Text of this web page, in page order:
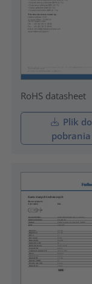
RoHS datasheet
Plik do
pobrania